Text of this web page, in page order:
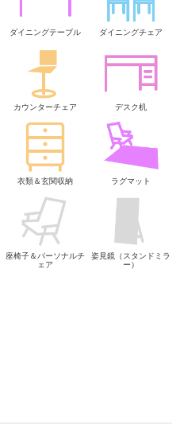
ダイニングテーブル ダイニングチェア
カウンターチェア デスク机
衣類＆玄関収納 ラグマット
座椅子＆パーソナルチ
ェア
姿見鏡（スタンドミラ
ー）